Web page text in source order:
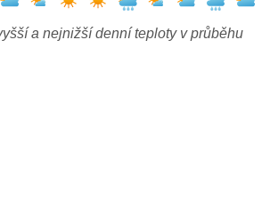
a nejnižší denní teploty v průběhu